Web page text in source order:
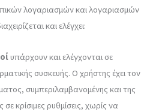
λογαριασμών και λογαριασμών
και ελέγχει:
υπάρχουν και ελέγχονται σε
συσκευής. Ο χρήστης έχει τον
συμπεριλαμβανομένης και της
κρίσιμες ρυθμίσεις, χωρίς να